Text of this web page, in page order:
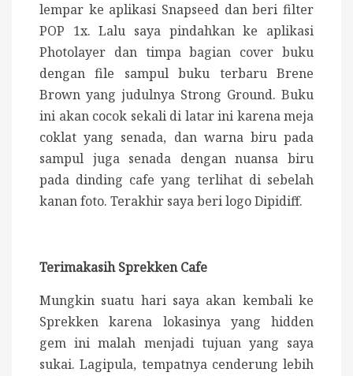
lempar ke aplikasi Snapseed dan beri filter
POP 1x. Lalu saya pindahkan ke aplikasi
Photolayer dan timpa bagian cover buku
dengan file sampul buku terbaru Brene
Brown yang judulnya Strong Ground. Buku
ini akan cocok sekali di latar ini karena meja
coklat yang senada, dan warna biru pada
sampul juga senada dengan nuansa biru
pada dinding cafe yang terlihat di sebelah
kanan foto. Terakhir saya beri logo Dipidiff.
Terimakasih Sprekken Cafe
Mungkin suatu hari saya akan kembali ke
Sprekken karena lokasinya yang hidden
gem ini malah menjadi tujuan yang saya
sukai. Lagipula, tempatnya cenderung lebih